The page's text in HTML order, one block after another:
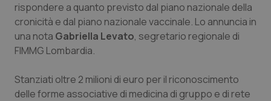
Emilia-Romagna
Friuli Venezia Giulia
Lazio
Colesterolo & coronaropatie
Dermatite Atopica
Diabete & glucometri
rispondere a quanto previsto dal piano nazionale della
cronicità e dal piano nazionale vaccinale. Lo annuncia in
una nota Gabriella Levato, segretario regionale di
FIMMG Lombardia.
Stanziati oltre 2 milioni di euro per il riconoscimento
delle forme associative di medicina di gruppo e di rete